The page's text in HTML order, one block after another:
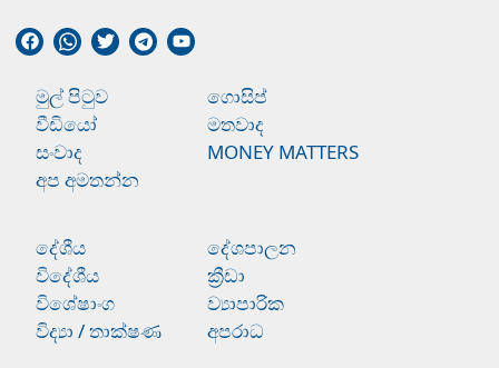
මුල් පිටුව
ගොසිප්
වීඩියෝ
මතවාද
සංවාද
MONEY MATTERS
අප අමතන්න
දේශීය
දේශපාලන
විදේශීය
ක්‍රීඩා
විශේෂාංග
ව්‍යාපාරික
විද්‍යා / තාක්ෂණ
අපරාධ